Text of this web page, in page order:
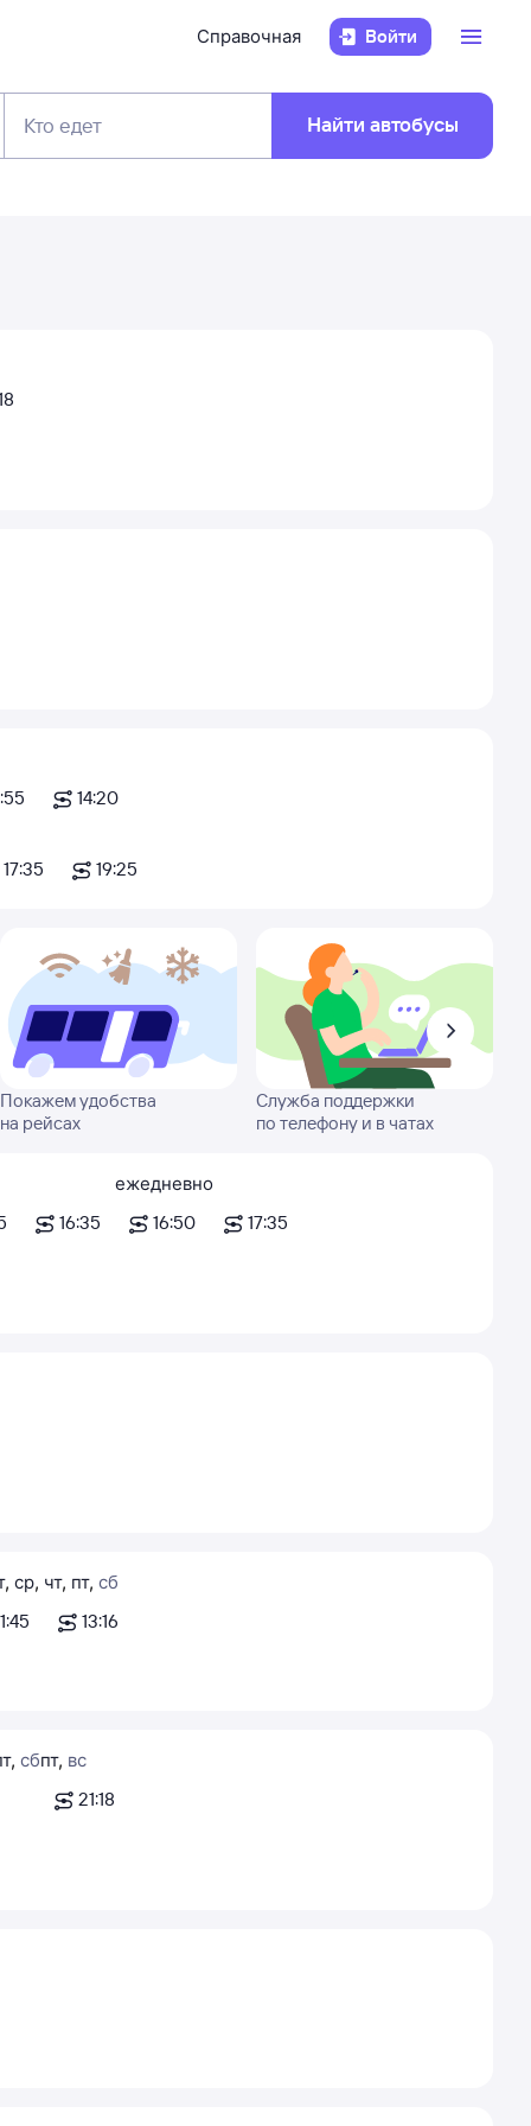
Справочная Войти
Кто едет Найти автобусы
14:20
17:35 19:25
Покажем удобства
на рейсах
Служба поддержки
по телефону и в чатах
16:35
ежедневно
16:50
17:35
, ср, чт, пт, сб
13:16
, сбпт, вс
21:18